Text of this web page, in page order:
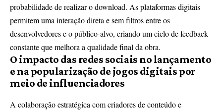
probabilidade de realizar o download. As plataformas digitais
permitem uma interação direta e sem filtros entre os
desenvolvedores e o público-alvo, criando um ciclo de feedback
constante que melhora a qualidade final da obra.
O impacto das redes sociais no lançamento
e na popularização de jogos digitais por
meio de influenciadores
A colaboração estratégica com criadores de conteúdo e